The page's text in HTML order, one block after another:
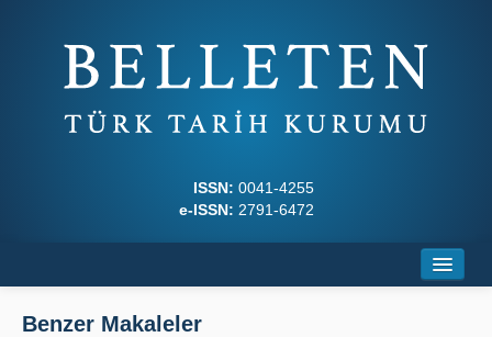
ISSN: 0041-4255
e-ISSN: 2791-6472
Benzer Makaleler